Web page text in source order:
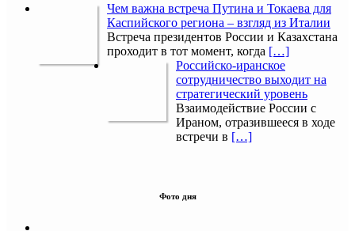
Чем важна встреча Путина и Токаева для
Каспийского региона – взгляд из Италии
Встреча президентов России и Казахстана
проходит в тот момент, когда […]
Российско-иранское
сотрудничество выходит на
стратегический уровень
Взаимодействие России с
Ираном, отразившееся в ходе
встречи в […]
Фото дня